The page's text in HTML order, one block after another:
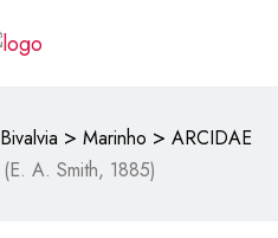
Bivalvia > Marinho > ARCIDAE
(E. A. Smith, 1885)